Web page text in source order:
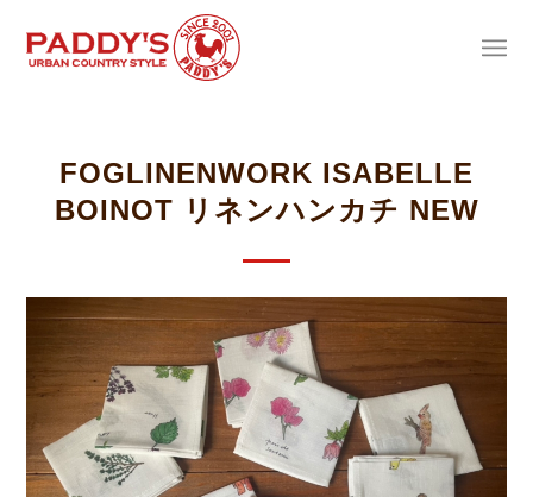
FOGLINENWORK ISABELLE
BOINOT リネンハンカチ NEW